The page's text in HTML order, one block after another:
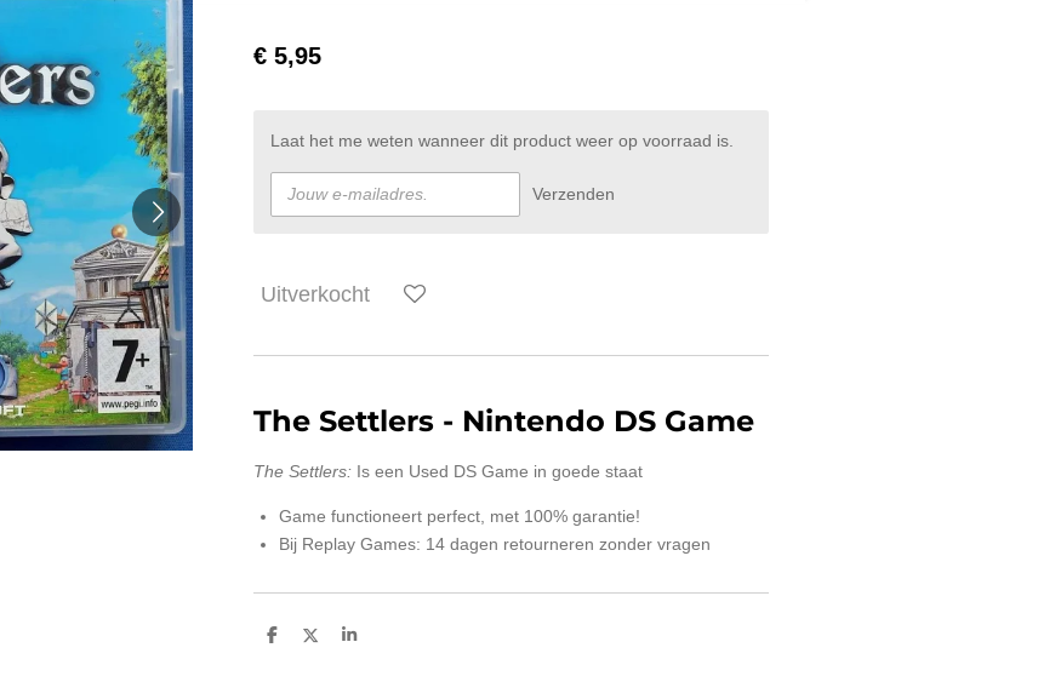
€ 5,95
Laat het me weten wanneer dit product weer op voorraad is.
Verzenden
Uitverkocht
The Settlers - Nintendo DS Game
The Settlers: Is een Used DS Game in goede staat
Game functioneert perfect, met 100% garantie!
Bij Replay Games: 14 dagen retourneren zonder vragen
D
D
S